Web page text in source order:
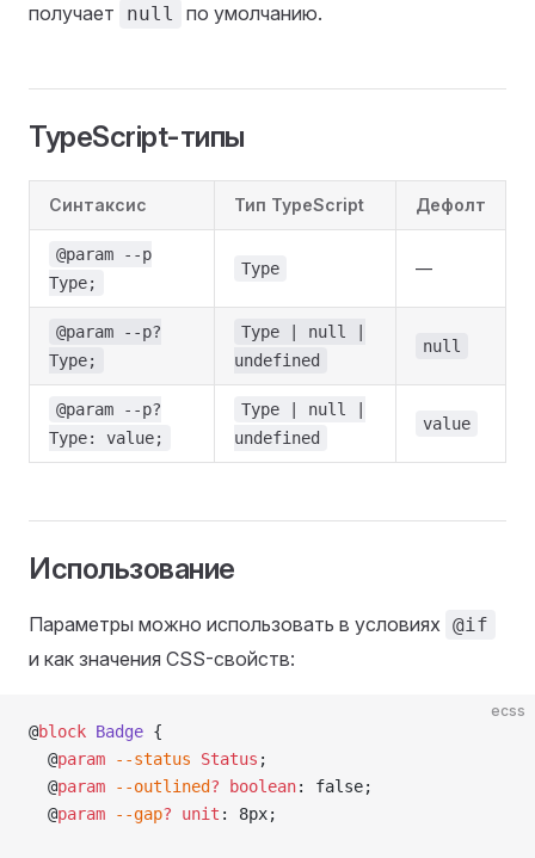
получает
null по умолчанию.
TypeScript-типы
Синтаксис Тип TypeScript Дефолт
@param --p
Type;
Type —
@param --p?
Type;
Type | null |
undefined
null
@param --p?
Type: value;
Type | null |
undefined
value
Использование
Параметры можно использовать в условиях @if
и как значения CSS-свойств:
ecss
@block Badge {
  @
param --status Status ;
  @
param --outlined? boolean: false;
  @
param --gap? unit : 8px;